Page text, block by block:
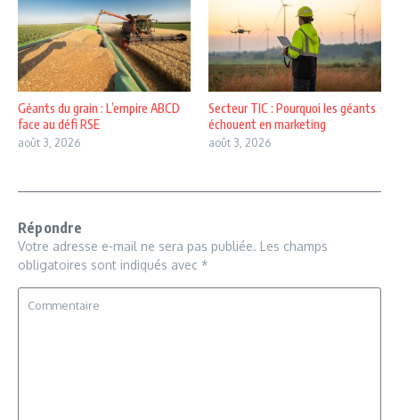
Géants du grain : L’empire ABCD
face au défi RSE
août 3, 2026
Secteur TIC : Pourquoi les géants
échouent en marketing
août 3, 2026
Répondre
Votre adresse e-mail ne sera pas publiée. Les champs
obligatoires sont indiqués avec *